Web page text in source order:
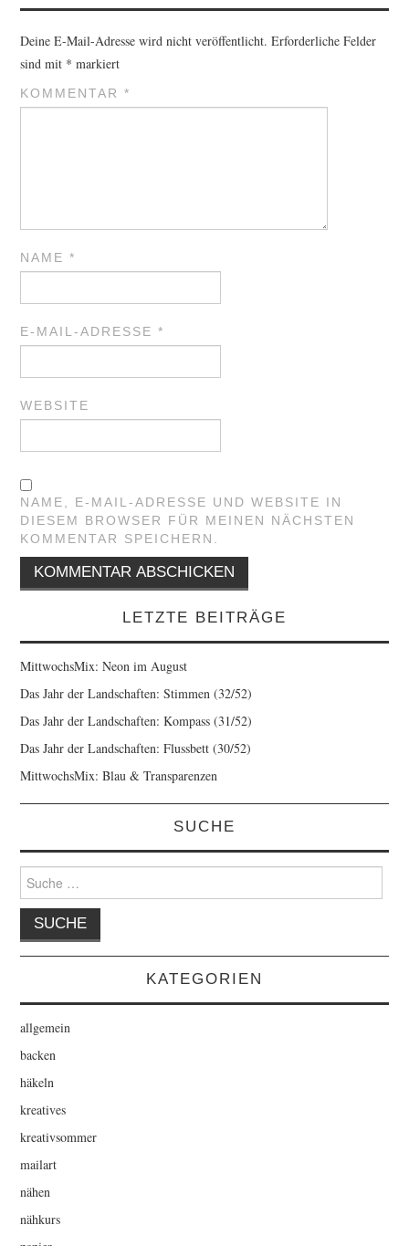
Deine E-Mail-Adresse wird nicht veröffentlicht. Erforderliche Felder
sind mit * markiert
KOMMENTAR*
NAME*
E-MAIL-ADRESSE*
WEBSITE
NAME, E-MAIL-ADRESSE UND WEBSITE IN
DIESEM BROWSER FÜR MEINEN NÄCHSTEN
KOMMENTAR SPEICHERN.
LETZTE BEITRÄGE
MittwochsMix: Neon im August
Das Jahr der Landschaften: Stimmen (32/52)
Das Jahr der Landschaften: Kompass (31/52)
Das Jahr der Landschaften: Flussbett (30/52)
MittwochsMix: Blau & Transparenzen
SUCHE
Suche
nach:
KATEGORIEN
allgemein
backen
häkeln
kreatives
kreativsommer
mailart
nähen
nähkurs